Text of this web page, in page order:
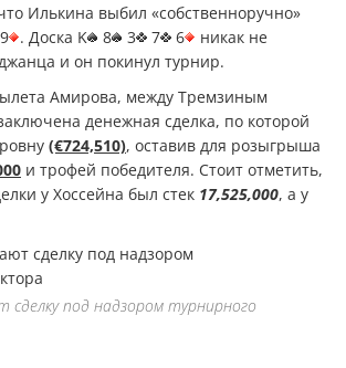
Илькина выбил «собственноручно»
9 . Доска K 8 3 7 6
никак не
и он покинул турнир.
Амирова, между Тремзиным
денежная сделка, по которой
(€724,510), оставив для розыгрыша
и трофей победителя. Стоит отметить,
у Хоссейна был стек 17,525,000, а у
сделку под надзором турнирного